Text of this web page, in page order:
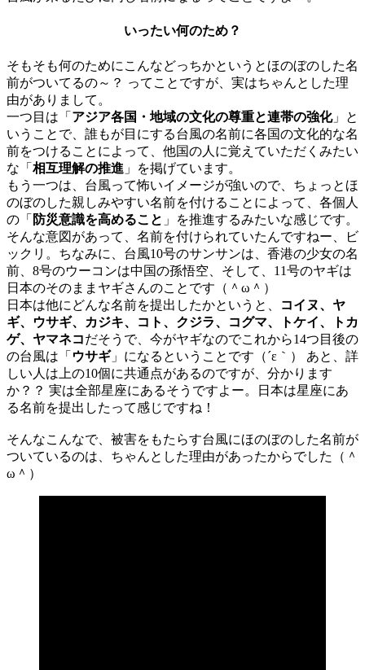
いったい何のため？
そもそも何のためにこんなどっちかというとほのぼのした名
前がついてるの～？ ってことですが、実はちゃんとした理
由がありまして。
一つ目は「 アジア各国・地域の文化の尊重と連帯の強化」と
いうことで、誰もが目にする台風の名前に各国の文化的な名
前をつけることによって、他国の人に覚えていただくみたい
な「 相互理解の推進 」を掲げています。
もう一つは、台風って怖いイメージが強いので、ちょっとほ
のぼのした親しみやすい名前を付けることによって、各個人
の「 防災意識を高めること 」を推進するみたいな感じです。
そんな意図があって、名前を付けられていたんですねー、ビ
ックリ。ちなみに、台風10号のサンサンは、香港の少女の名
前、8号のウーコンは中国の孫悟空、そして、11号のヤギは
日本のそのままヤギさんのことです（＾ω＾）
日本は他にどんな名前を提出したかというと、
コイヌ、ヤ
ギ、ウサギ、カジキ、コト、クジラ、コグマ、トケイ、トカ
ゲ、ヤマネコだそうで、今がヤギなのでこれから14つ目後の
の台風は「 ウサギ」になるということです（´ε｀） あと、詳
しい人は上の10個に共通点があるのですが、分かります
か？？ 実は全部星座にあるそうですよー。日本は星座にあ
る名前を提出したって感じですね！
そんなこんなで、被害をもたらす台風にほのぼのした名前が
ついているのは、ちゃんとした理由があったからでした（＾
ω＾）